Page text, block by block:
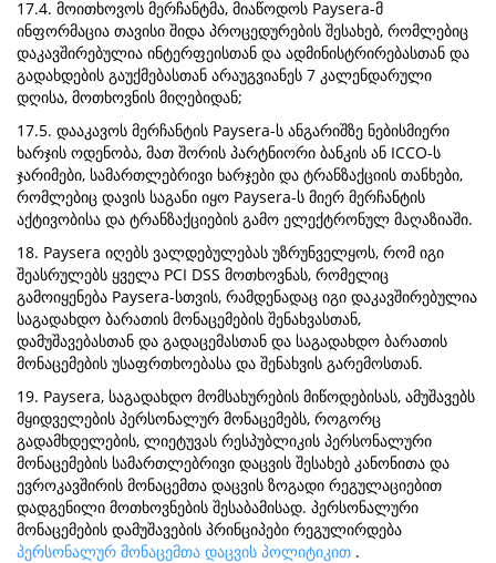
17.4. მოითხოვოს მერჩანტმა, მიაწოდოს Paysera-მ
ინფორმაცია თავისი შიდა პროცედურების შესახებ, რომლებიც
დაკავშირებულია ინტერფეისთან და ადმინისტრირებასთან და
გადახდების გაუქმებასთან არაუგვიანეს 7 კალენდარული
დღისა, მოთხოვნის მიღებიდან;
17.5. დააკავოს მერჩანტის Paysera-ს ანგარიშზე ნებისმიერი
ხარჯის ოდენობა, მათ შორის პარტნიორი ბანკის ან ICCO-ს
ჯარიმები, სამართლებრივი ხარჯები და ტრანზაქციის თანხები,
რომლებიც დავის საგანი იყო Paysera-ს მიერ მერჩანტის
აქტივობისა და ტრანზაქციების გამო ელექტრონულ მაღაზიაში.
18. Paysera იღებს ვალდებულებას უზრუნველყოს, რომ იგი
შეასრულებს ყველა PCI DSS მოთხოვნას, რომელიც
გამოიყენება Paysera-სთვის, რამდენადაც იგი დაკავშირებულია
საგადახდო ბარათის მონაცემების შენახვასთან,
დამუშავებასთან და გადაცემასთან და საგადახდო ბარათის
მონაცემების უსაფრთხოებასა და შენახვის გარემოსთან.
19. Paysera, საგადახდო მომსახურების მიწოდებისას, ამუშავებს
მყიდველების პერსონალურ მონაცემებს, როგორც
გადამხდელების, ლიეტუვას რესპუბლიკის პერსონალური
მონაცემების სამართლებრივი დაცვის შესახებ კანონითა და
ევროკავშირის მონაცემთა დაცვის ზოგადი რეგულაციებით
დადგენილი მოთხოვნების შესაბამისად. პერსონალური
მონაცემების დამუშავების პრინციპები რეგულირდება
პერსონალურ მონაცემთა დაცვის პოლიტიკით .